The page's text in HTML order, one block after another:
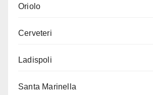
Oriolo
Cerveteri
Ladispoli
Santa Marinella